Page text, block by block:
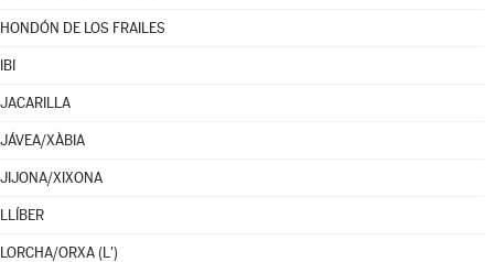
HONDÓN DE LOS FRAILES
IBI
JACARILLA
JÁVEA/XÀBIA
JIJONA/XIXONA
LLÍBER
LORCHA/ORXA (L')